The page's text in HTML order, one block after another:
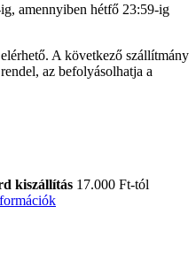
amennyiben hétfő 23:59-ig
A következő szállítmány
az befolyásolhatja a
kiszállítás 17.000 Ft-tól